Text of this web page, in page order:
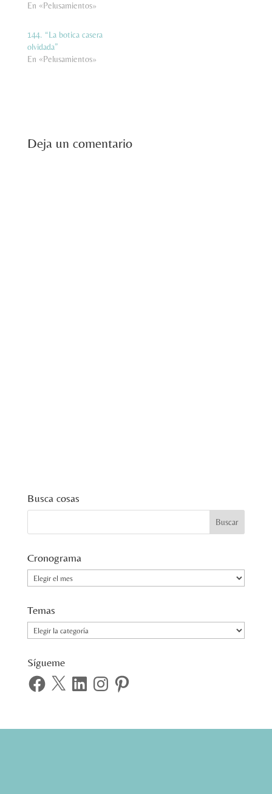
En «Pelusamientos»
144. “La botica casera
olvidada”
En «Pelusamientos»
Deja un comentario
Busca cosas
Cronograma
Cronograma
Temas
Temas
Sígueme
Facebook
X LinkedInInstagramPinterest